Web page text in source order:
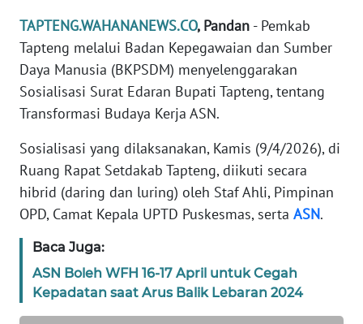
TAPTENG.WAHANANEWS.CO, Pandan - Pemkab
Tapteng melalui Badan Kepegawaian dan Sumber
Daya Manusia (BKPSDM) menyelenggarakan
Sosialisasi Surat Edaran Bupati Tapteng, tentang
Transformasi Budaya Kerja ASN.
Sosialisasi yang dilaksanakan, Kamis (9/4/2026), di
Ruang Rapat Setdakab Tapteng, diikuti secara
hibrid (daring dan luring) oleh Staf Ahli, Pimpinan
OPD, Camat Kepala UPTD Puskesmas, serta ASN.
Baca Juga:
ASN Boleh WFH 16-17 April untuk Cegah
Kepadatan saat Arus Balik Lebaran 2024
SIBER
REDAKSI
KARIR
DISCLAIMER
Wahana
News
WN
SUMUT